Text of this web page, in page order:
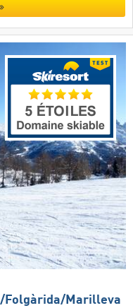
​Folgàrida/​Marilleva